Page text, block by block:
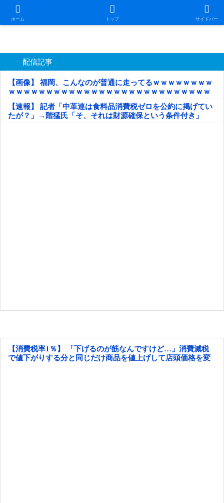
ホーム トップ サイドバー
日本第一！ニュース録
配信記事
【画像】 福岡、こんなのが普通に走ってるｗｗｗｗｗｗｗｗ
ｗｗｗｗｗｗｗｗｗｗｗｗｗｗｗｗｗｗｗｗｗｗｗｗｗｗｗ
ｗｗｗｗｗ
【速報】 記者「中革連は食料品消費税ゼロを公約に掲げてい
たが？」→階猛氏「そ、それは財源確保という条件付き」
【消費税率1％】 「下げるのが筋なんですけど…」消費減税
で値下がりする分と同じだけ商品を値上げして店頭価格を変
えない店も